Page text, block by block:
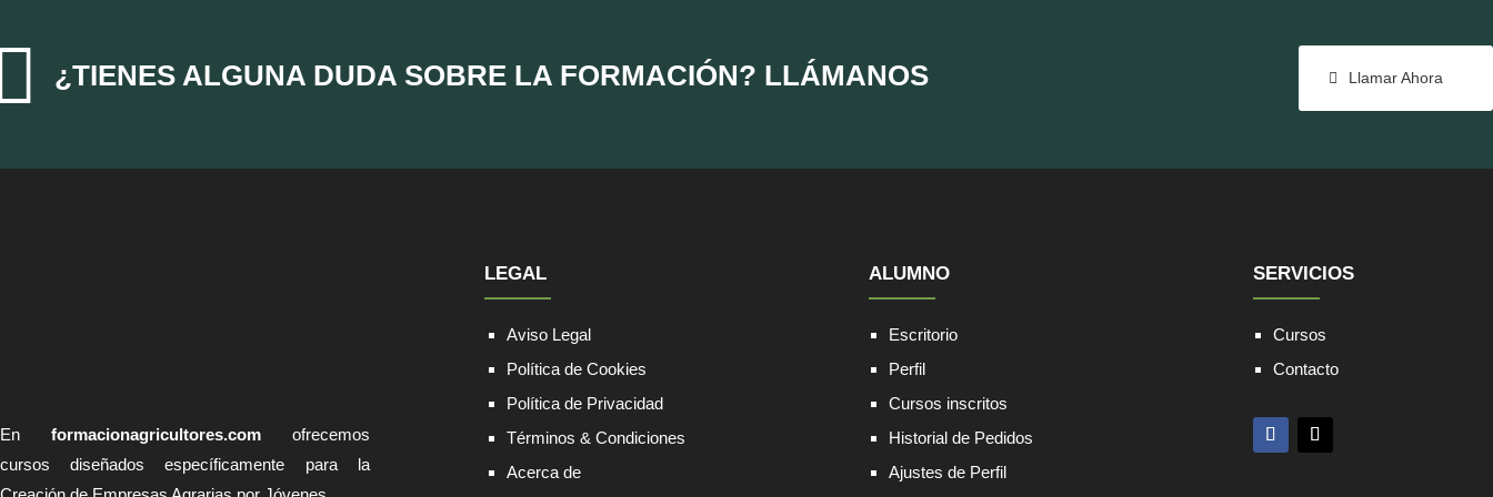
¿TIENES ALGUNA DUDA SOBRE LA FORMACIÓN? LLÁMANOS Llamar Ahora
En formacionagricultores.comofrecemos
cursos diseñados específicamente para la
LEGAL
Aviso Legal
Política de Cookies
Política de Privacidad
Términos & Condiciones
Acerca de
ALUMNO
Escritorio
Perfil
Cursos inscritos
Historial de Pedidos
Ajustes de Perfil
SERVICIOS
Cursos
Contacto